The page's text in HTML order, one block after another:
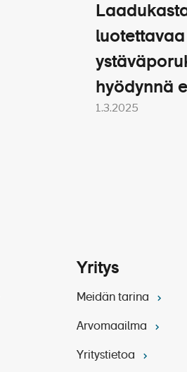
hyödynnä
1.3.2025
Yritys
Meidän tarina
Arvomaailma
Yritystietoa